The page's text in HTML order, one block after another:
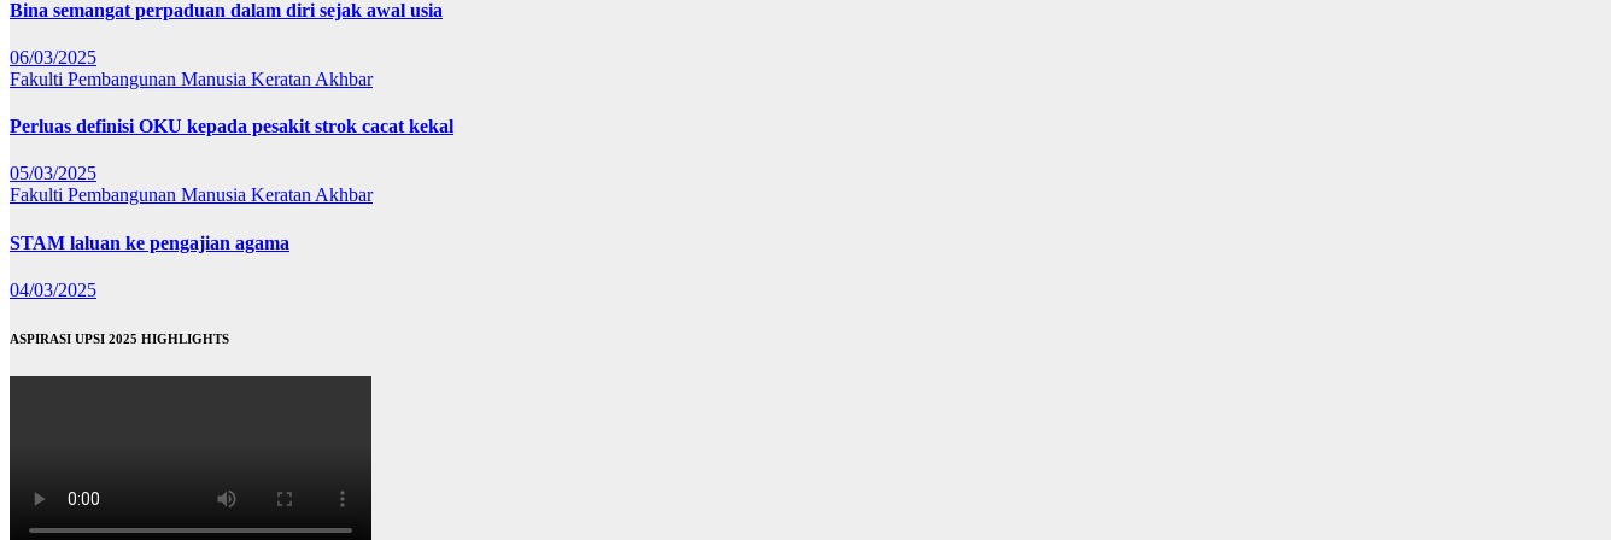
Bina semangat perpaduan dalam diri sejak awal usia
06/03/2025
Fakulti Pembangunan Manusia Keratan Akhbar
Perluas definisi OKU kepada pesakit strok cacat kekal
05/03/2025
Fakulti Pembangunan Manusia Keratan Akhbar
STAM laluan ke pengajian agama
04/03/2025
ASPIRASI UPSI 2025 HIGHLIGHTS